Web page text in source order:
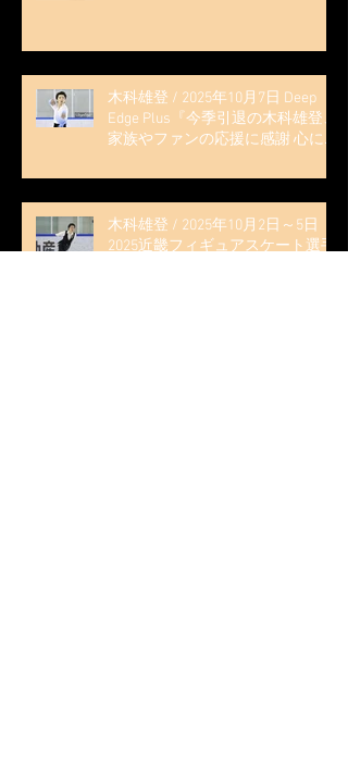
木科雄登 / 2025年10月7日 Deep
Edge Plus『今季引退の木科雄登、
家族やファンの応援に感謝 心に響
見に来て」』
木科雄登 / 2025年10月2日～5日
2025近畿フィギュアスケート選手